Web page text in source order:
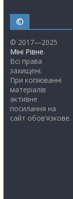
©
© 2017—2025
Міні Рівне.
Всі права
захищені.
При копіюванні
матеріалів
активне
посилання на
сайт обов’язкове.